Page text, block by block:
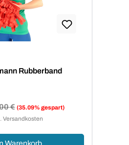
Rubberband
Preis:
€ (35.09% gespart)
Versandkosten
Warenkorb